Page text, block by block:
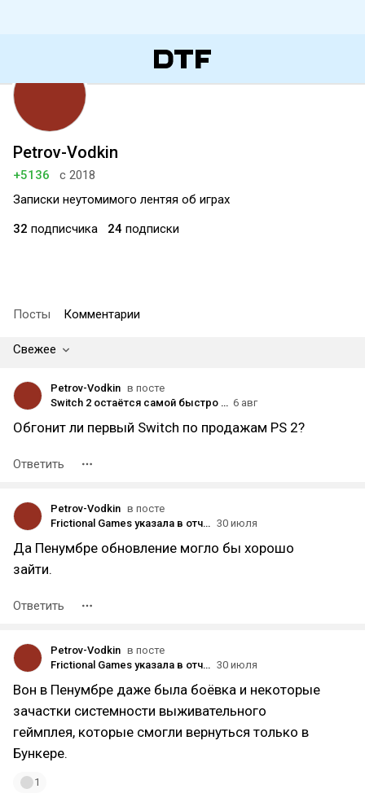
Petrov-Vodkin
+5136
с 2018
Записки неутомимого лентяя об играх
32 подписчика 24 подписки
Посты Комментарии
Свежее
Petrov-Vodkin в посте
Switch 2 остаётся самой быстро продаваемой консолью в истории по итогам FY26/Q1, с общими темпами продаж почти на 6 миллионов выше, чем у Switch 1 6 авг
Обгонит ли первый Switch по продажам PS 2?
Ответить
Petrov-Vodkin в посте
Frictional Games указала в отчёте, что в конце 2026 года выпустит обновлённую версию Amnesia: The Dark Descent 30 июля
Да Пенумбре обновление могло бы хорошо
зайти.
Ответить
Petrov-Vodkin в посте
Frictional Games указала в отчёте, что в конце 2026 года выпустит обновлённую версию Amnesia: The Dark Descent 30 июля
Вон в Пенумбре даже была боёвка и некоторые
зачастки системности выживательного
геймплея, которые смогли вернуться только в
Бункере.
1